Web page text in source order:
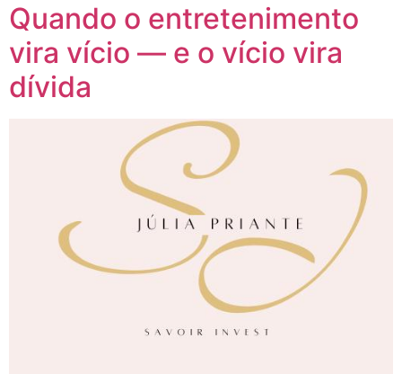
Quando o entretenimento
vira vício — e o vício vira
dívida